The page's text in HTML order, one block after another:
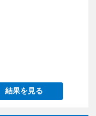
結果を見る